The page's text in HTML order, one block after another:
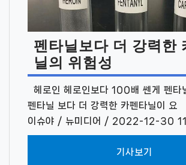
펜타닐보다 더 강력한
닐의 위험성
헤로인 헤로인보다 100배 쎈게 펜타
펜타닐 보다 더 강력한 카펜타닐이 요
이슈야 / 뉴미디어 / 2022-12-30
기사보기